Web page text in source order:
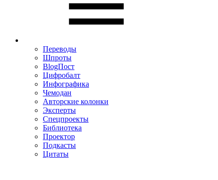
Переводы
Шпроты
BlogПост
Цифробалт
Инфографика
Чемодан
Авторские колонки
Эксперты
Спецпроекты
Библиотека
Проектор
Подкасты
Цитаты